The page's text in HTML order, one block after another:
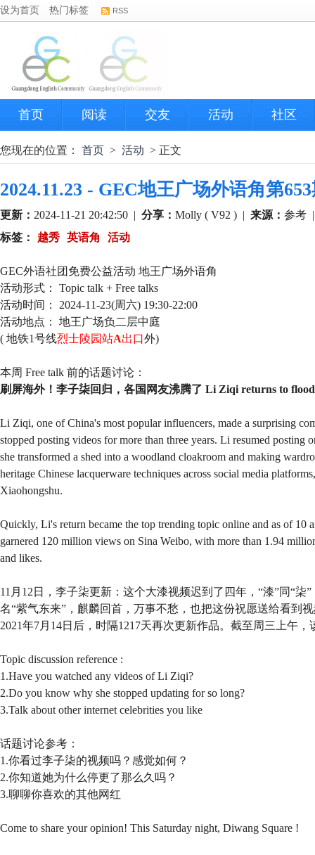
设为首页 热门标签 RSS
首页 阅读 交友 活动 社区
您现在的位置： 首页 > 活动 > 正文
2024.11.23 - GEC地王广场外语角第
更新： 2024-11-21 20:42:50 | 分享： Molly ( V92 ) | 来源： 参考
标签：
越秀 英语角 活动
GEC外语社团免费公益活动 地王广场外语角
活动形式： Topic talk + Free talks
活动时间： 2024-11-23(周六) 19:30-22:00
活动地点： 地王广场负二层中庭
( 地铁1号线烈士陵园站A出口外)
本周 Free talk 前的话题讨论：
刷屏海外！李子柒回归，各国网友沸腾了 Li Ziqi returns to flood
Li Ziqi, one of China's most popular influencers, made a surprising
stopped posting videos for more than three years. Li resumed
she transformed a shed into a woodland cloakroom and making
heritage Chinese lacquerware techniques across social media
Xiaohongshu.
Quickly, Li's return became the top trending topic online and as of 10
garnered 120 million views on Sina Weibo, with more than 1.94
and likes.
11月12日，李子柒更新：这个大漆视频迟到了四年，“漆”同“柒
名“紫气东来”，麒麟回首，万事不愁，也把这份祝愿送给看到
2021年7月14日后，时隔1217天再次更新作品。截至周三上午
Topic discussion reference :
1.Have you watched any videos of Li Ziqi?
2.Do you know why she stopped updating for so long?
3.Talk about other internet celebrities you like
话题讨论参考：
1.你看过李子柒的视频吗？感觉如何？
2.你知道她为什么停更了那么久吗？
3.聊聊你喜欢的其他网红
Come to share your opinion! This Saturday night, Diwang Square !